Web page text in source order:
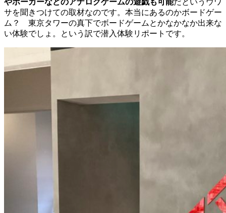
やポーカーなどのアナログゲームの遊戯も可能だというウワ
サを聞きつけての取材なのです。本当にあるのかボードゲー
ム？ 東京タワーの真下でボードゲームとかなかなか出来な
い体験でしょ。という訳で潜入体験リポートです。